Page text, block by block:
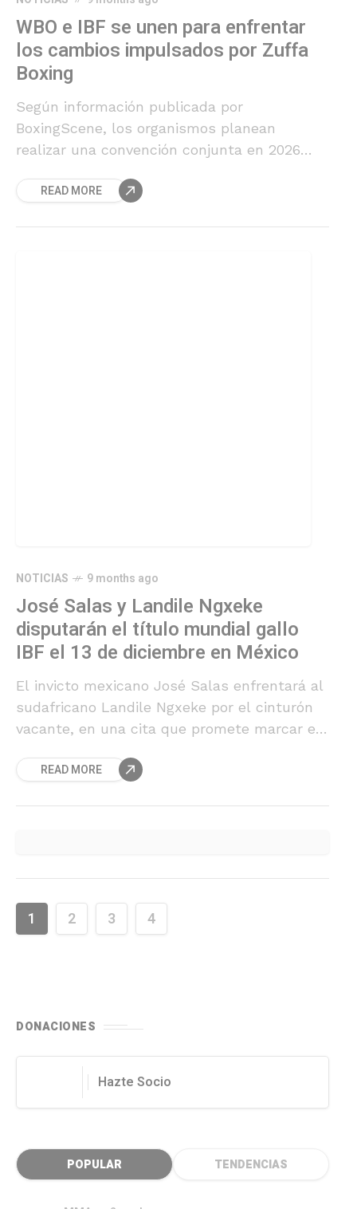
WBO e IBF se unen para enfrentar
los cambios impulsados por Zuffa
Boxing
Según información publicada por
BoxingScene, los organismos planean
realizar una convención conjunta en 2026
a los boxeadores y reafirmar la legitimidad
READ MORE
NOTICIAS 9 months ago
José Salas y Landile Ngxeke
disputarán el título mundial gallo
IBF el 13 de diciembre en México
El invicto mexicano José Salas enfrentará al
sudafricano Landile Ngxeke por el cinturón
vacante, en una cita que promete marcar el
READ MORE
1 2 3 4
DONACIONES
Hazte Socio
POPULAR TENDENCIAS